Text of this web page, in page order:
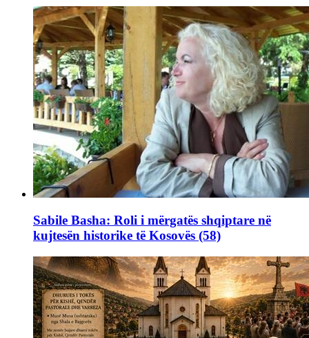
Sabile Basha: Roli i mërgatës shqiptare në
kujtesën historike të Kosovës (58)